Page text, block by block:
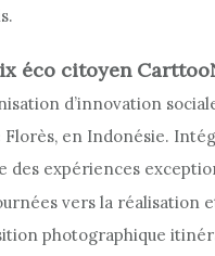
éco citoyen
d’innovation
Florès, en Indonésie.
des expériences
vers la réalisation
photographique